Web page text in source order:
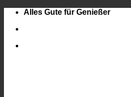
Zum
springen
Alles Gute für Genießer